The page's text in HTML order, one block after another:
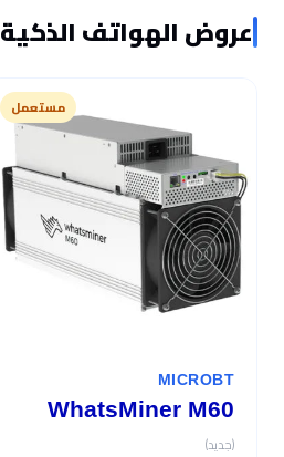
عروض الهواتف الذكية
مستعمل
MICROBT
WhatsMiner M60
(جديد)